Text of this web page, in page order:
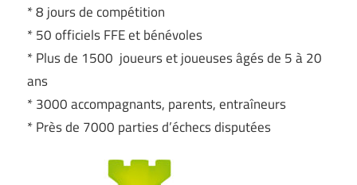
* 8 jours de compétition
* 50 officiels FFE et bénévoles
* Plus de 1500 joueurs et joueuses âgés de 5 à 20
ans
* 3000 accompagnants, parents, entraîneurs
* Près de 7000 parties d’échecs disputées